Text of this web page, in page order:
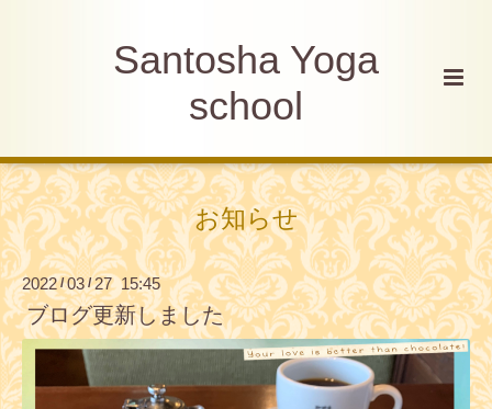
Santosha Yoga
school
お知らせ
2022/03/27 15:45
ブログ更新しました